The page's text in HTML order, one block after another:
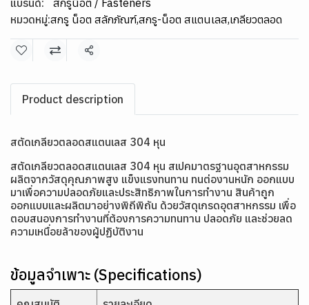
แบรนด์:
สกรูน็อต / Fasteners
หมวดหมู่:สกรู น็อต สลักภัณฑ์,สกรู-น็อต สแตนเลส,เกลียวตลอด
แชร์
Product description
สตัดเกลียวตลอดสแตนเลส 304 หุน
สตัดเกลียวตลอดสแตนเลส 304 หุน สเปคมาตรฐานอุตสาหกรรม
ผลิตจากวัสดุคุณภาพสูง แข็งแรงทนทาน ทนต่องานหนัก ออกแบบ
มาเพื่อความปลอดภัยและประสิทธิภาพในการทำงาน สินค้าถูก
ออกแบบและผลิตมาอย่างพิถีพิถัน ด้วยวัสดุเกรดอุตสาหกรรม เพื่อ
ตอบสนองการทำงานที่ต้องการความทนทาน ปลอดภัย และช่วยลด
ความเหนื่อยล้าของผู้ปฏิบัติงาน
ข้อมูลจำเพาะ (Specifications)